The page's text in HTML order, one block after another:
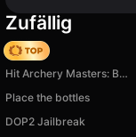
Zufällig
Hedgies
Hit Archery Masters: Bow Fighting
Place the bottles
DOP2 Jailbreak